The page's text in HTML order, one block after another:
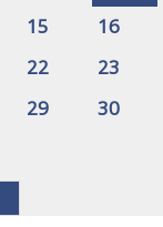
15
16
22
23
29
30